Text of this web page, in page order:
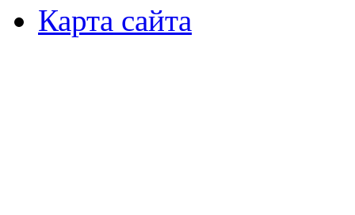
Карта сайта